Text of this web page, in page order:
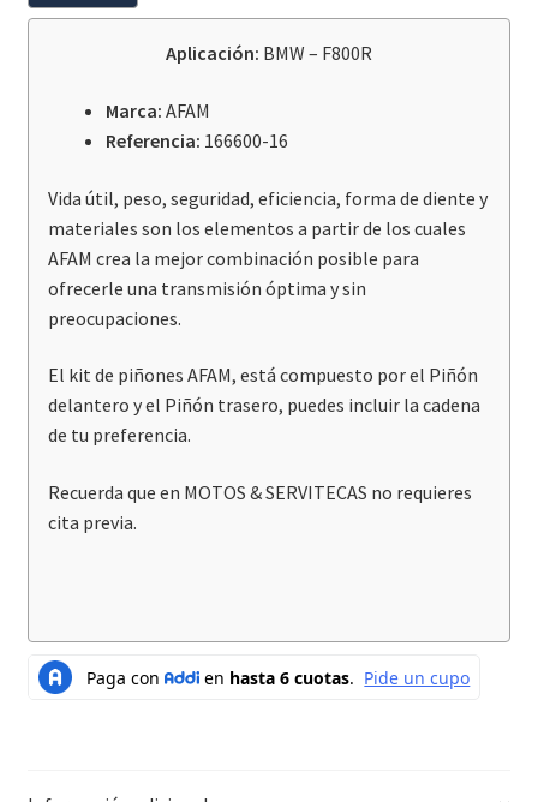
Aplicación: BMW – F800R
Marca: AFAM
Referencia: 166600-16
Vida útil, peso, seguridad, eficiencia, forma de diente y
materiales son los elementos a partir de los cuales
AFAM crea la mejor combinación posible para
ofrecerle una transmisión óptima y sin
preocupaciones.
El kit de piñones AFAM, está compuesto por el Piñón
delantero y el Piñón trasero, puedes incluir la cadena
de tu preferencia.
Recuerda que en MOTOS & SERVITECAS no requieres
cita previa.